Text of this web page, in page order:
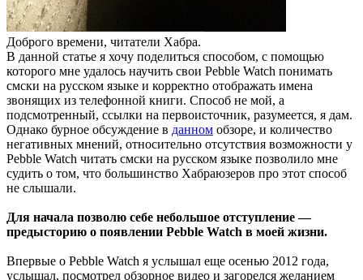
Доброго времени, читатели Хабра.
В данной статье я хочу поделиться способом, с помощью
которого мне удалось научить свои Pebble Watch понимать
смски на русском языке и корректно отображать имена
звонящих из телефонной книги. Способ не мой, а
подсмотренный, ссылки на первоисточник, разумеется, я дам.
Однако бурное обсуждение в данном обзоре, и количество
негативных мнений, относительно отсутствия возможности у
Pebble Watch читать смски на русском языке позволило мне
судить о том, что большинство Хабраюзеров про этот способ
не слышали.
Для начала позволю себе небольшое отступление —
предысторию о появлении Pebble Watch в моей жизни.
Впервые о Pebble Watch я услышал еще осенью 2012 года,
услышал, посмотрел обзорное видео и загорелся желанием